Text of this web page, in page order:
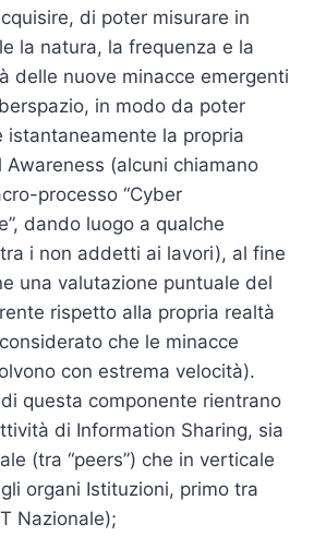
di poter misurare in
la natura, la frequenza e la
delle nuove minacce emergenti
in modo da poter
istantaneamente la propria
Awareness (alcuni chiamano
processo “Cyber
dando luogo a qualche
i non addetti ai lavori), al fine
una valutazione puntuale del
rispetto alla propria realtà
che le minacce
con estrema velocità).
di questa componente rientrano
di Information Sharing, sia
(tra “peers”) che in verticale
organi Istituzioni, primo tra
Nazionale);